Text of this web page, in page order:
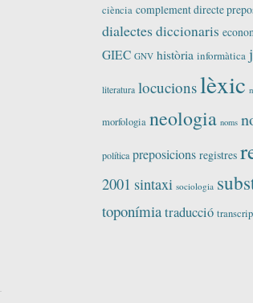
ciència complement directe
dialectesdiccionaris
GIEC GNV història informàtica
literatura locucionslèxic
morfologia neologia noms
política preposicions registres
2001 sintaxi sociologia
toponímiatraducció